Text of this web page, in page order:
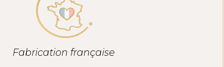
Fabrication française